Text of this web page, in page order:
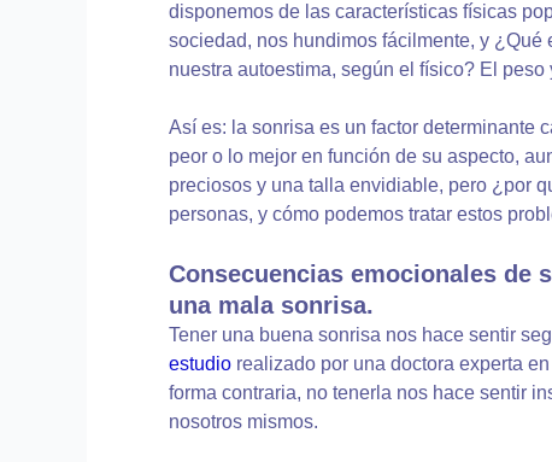
disponemos de las características físicas
sociedad, nos hundimos fácilmente, y ¿Qué
nuestra autoestima, según el físico? El peso
Así es: la sonrisa es un factor determinante
peor o lo mejor en función de su aspecto,
preciosos y una talla envidiable, pero ¿por
personas, y cómo podemos tratar estos
Consecuencias emocionales de
una mala sonrisa.
Tener una buena sonrisa nos hace sentir
estudio realizado por una doctora experta
forma contraria, no tenerla nos hace sentir
nosotros mismos.